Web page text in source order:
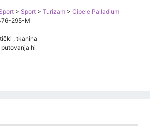
> Sport > Turizam > Cipele Palladium
295-M
, tkanina
hi